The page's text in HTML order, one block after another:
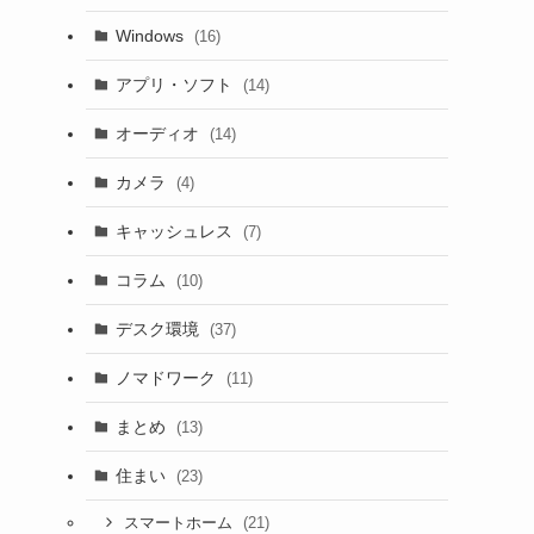
Windows (16)
アプリ・ソフト (14)
オーディオ (14)
カメラ (4)
キャッシュレス (7)
コラム (10)
デスク環境 (37)
ノマドワーク (11)
まとめ (13)
住まい (23)
スマートホーム (21)